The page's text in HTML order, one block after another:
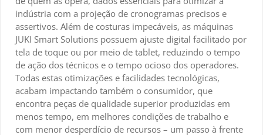
indústria com a projeção de cronogramas precisos e
assertivos. Além de costuras impecáveis, as máquinas
JUKI Smart Solutions possuem ajuste digital facilitado por
tela de toque ou por meio de tablet, reduzindo o tempo
de ação dos técnicos e o tempo ocioso dos operadores.
Todas estas otimizações e facilidades tecnológicas,
acabam impactando também o consumidor, que
encontra peças de qualidade superior produzidas em
menos tempo, em melhores condições de trabalho e
com menor desperdício de recursos – um passo à frente